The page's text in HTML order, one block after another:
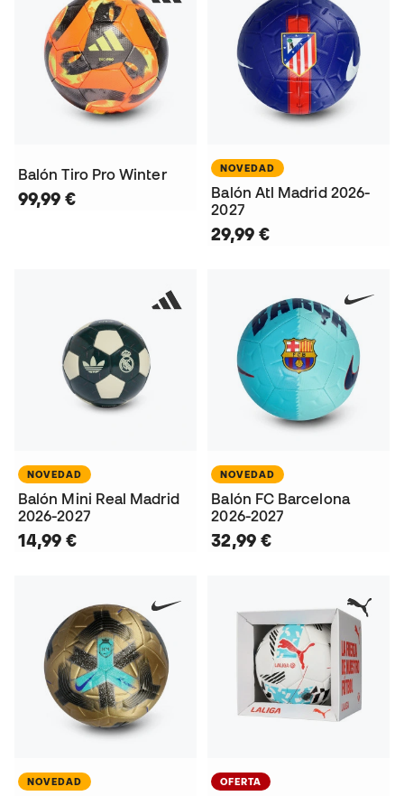
Balón Tiro Pro Winter
99,99 €
NOVEDAD
Balón Atl Madrid 2026-
2027
29,99 €
NOVEDAD
Balón Mini Real Madrid
2026-2027
14,99 €
NOVEDAD
Balón FC Barcelona
2026-2027
32,99 €
NOVEDAD OFERTA